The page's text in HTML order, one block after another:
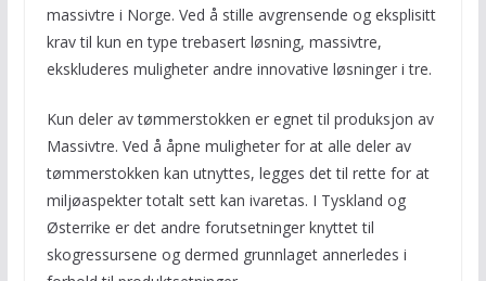
massivtre i Norge. Ved å stille avgrensende og eksplisitt
krav til kun en type trebasert løsning, massivtre,
ekskluderes muligheter andre innovative løsninger i tre.
Kun deler av tømmerstokken er egnet til produksjon av
Massivtre. Ved å åpne muligheter for at alle deler av
tømmerstokken kan utnyttes, legges det til rette for at
miljøaspekter totalt sett kan ivaretas. I Tyskland og
Østerrike er det andre forutsetninger knyttet til
skogressursene og dermed grunnlaget annerledes i